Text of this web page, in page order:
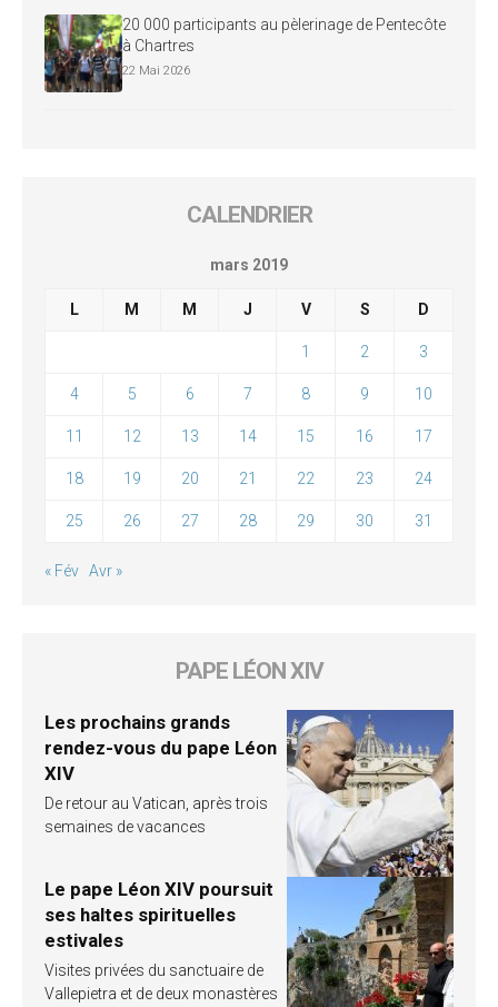
20 000 participants au pèlerinage de Pentecôte
à Chartres
22 Mai 2026
CALENDRIER
mars 2019
L M M J V S D
1 2 3
4 5 6 7 8 9 10
11 12 13 14 15 16 17
18 19 20 21 22 23 24
25 26 27 28 29 30 31
« Fév Avr »
PAPE LÉON XIV
Les prochains grands
rendez-vous du pape Léon
XIV
De retour au Vatican, après trois
semaines de vacances
Le pape Léon XIV poursuit
ses haltes spirituelles
estivales
Visites privées du sanctuaire de
Vallepietra et de deux monastères